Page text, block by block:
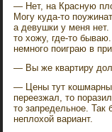
— Нет, на Красную
Могу куда-то
а девушки у меня нет.
то хожу, где-то
немного поиграю в
— Вы же квартиру
— Цены тут
переезжал, то
то запредельное. Так
неплохой вариант.